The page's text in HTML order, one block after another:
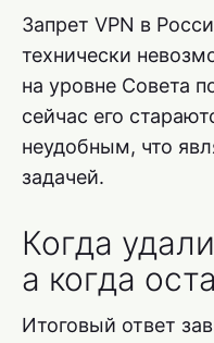
Запрет VPN в
технически
на уровне Совета
сейчас его
неудобным, что
задачей.
Когда
а когда
Итоговый ответ